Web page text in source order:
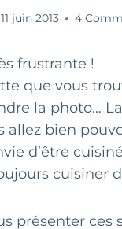
11 juin 2013 4
frustrante !
que vous
la photo…
allez bien
d’être
cuisiner
présenter ces